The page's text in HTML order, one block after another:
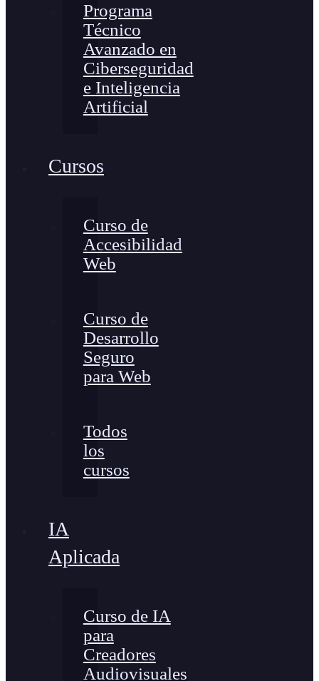
Programa
Técnico
Avanzado en
Ciberseguridad
e Inteligencia
Artificial
Cursos
Curso de
Accesibilidad
Web
Curso de
Desarrollo
Seguro
para Web
Todos
los
cursos
IA
Aplicada
Curso de IA
para
Creadores
Audiovisuales